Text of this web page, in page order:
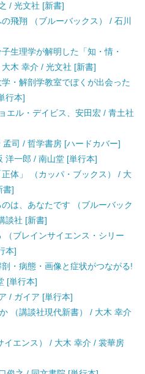
/ 光文社 [新書]
飛翔 （ブルーバックス） / 石川
生理学が解明した「知・情・
木 幸介 / 光文社 [新書]
・解剖学教室でぼくが出会った
行本]
エル・デイビス、安田宏 / 青土社
司 / 哲学書房 [ハードカバー]
洋一郎 / 南山堂 [単行本]
体」 （カッパ・ブックス） / 大
書]
は、あなたです （ブルーバック
談社 [新書]
ブレインサイエンス・シリー
本]
・病態・画像と症状がつながる!
[単行本]
/ ガイア [単行本]
（講談社現代新書） / 大木 幸介
イエンス） / 大木 幸介 / 裳華房